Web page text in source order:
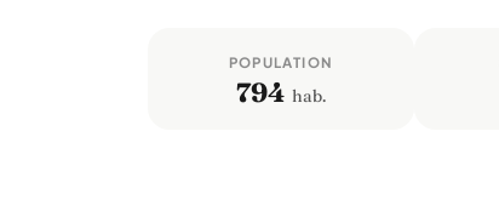
POPULATION
794 hab.